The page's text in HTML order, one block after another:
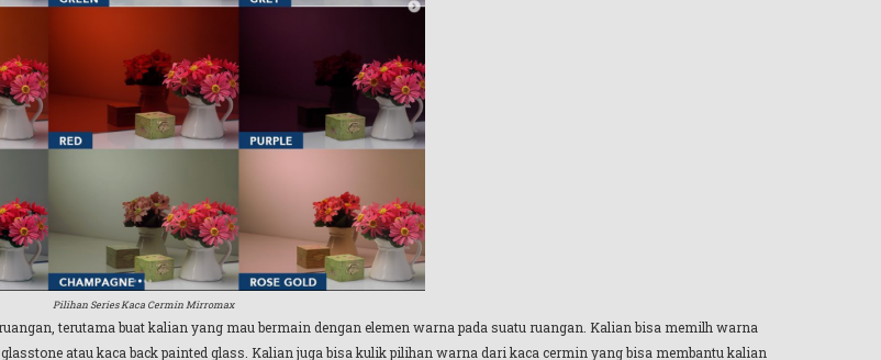
Pilihan Series Kaca Cermin Mirromax
terutama buat kalian yang mau bermain dengan elemen warna pada suatu ruangan. Kalian bisa memilh warna
atau kaca back painted glass. Kalian juga bisa kulik pilihan warna dari kaca cermin yang bisa membantu kalian